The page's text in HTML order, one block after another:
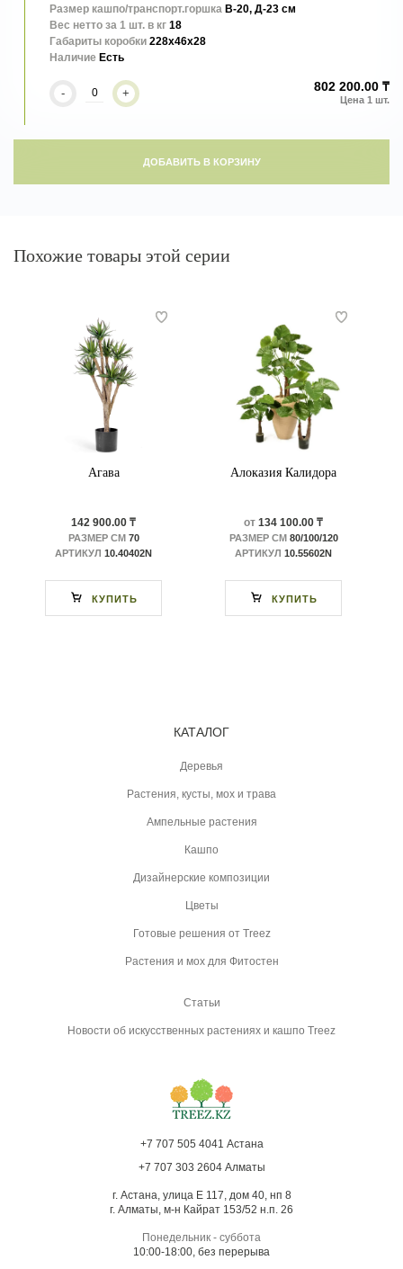
Размер кашпо/транспорт.горшка В-20, Д-23 см
Вес нетто за 1 шт. в кг 18
Габариты коробки 228x46x28
Наличие Есть
- + 802 200.00 ₸
ДОБАВИТЬ В КОРЗИНУ
Похожие товары этой серии
Агава
142 900.00 ₸
РАЗМЕР СМ70
АРТИКУЛ 10.40402N
КУПИТЬ
Алоказия Калидора
от 134 100.00 ₸
РАЗМЕР СМ80/100/120
АРТИКУЛ 10.55602N
КУПИТЬ
КАТАЛОГ
Деревья
Растения, кусты, мох и трава
Ампельные растения
Кашпо
Дизайнерские композиции
Цветы
Готовые решения от Treez
Растения и мох для Фитостен
Статьи
Новости об искусственных растениях и кашпо Treez
+7 707 505 4041 Астана
+7 707 303 2604 Алматы
г. Астана, улица Е 117, дом 40, нп 8
г. Алматы, м-н Кайрат 153/52 н.п. 26
Понедельник - суббота
10:00-18:00, без перерыва